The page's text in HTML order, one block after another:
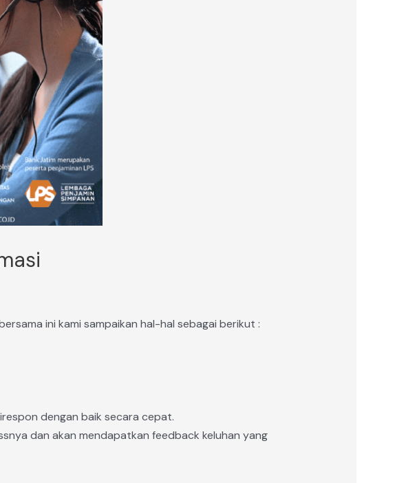
ini kami sampaikan hal-hal sebagai berikut :
dengan baik secara cepat.
dan akan mendapatkan feedback keluhan yang